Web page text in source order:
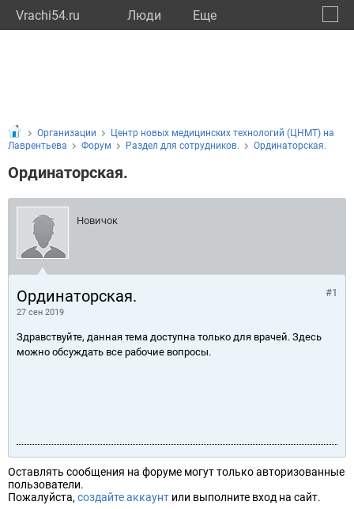
Vrachi54.ru Люди Eще
Организации
Центр новых медицинских технологий (ЦНМТ) на
Лаврентьева
Форум Раздел для сотрудников. Ординаторская.
Ординаторская.
Новичок
Ординаторская.
27 сен 2019
#1
Здравствуйте, данная тема доступна только для врачей. Здесь
можно обсуждать все рабочие вопросы.
Оставлять сообщения на форуме могут только авторизованные
пользователи.
Пожалуйста, создайте аккаунт или выполните вход на сайт.